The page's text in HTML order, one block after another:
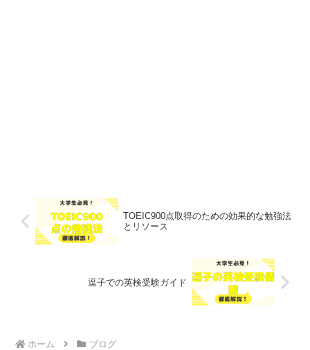
TOEIC900点取得のための効果的な勉強法
とリソース
逗子での英検受験ガイド
ホーム ブログ